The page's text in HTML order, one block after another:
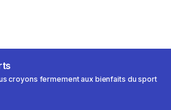
croyons fermement aux bienfaits du sport